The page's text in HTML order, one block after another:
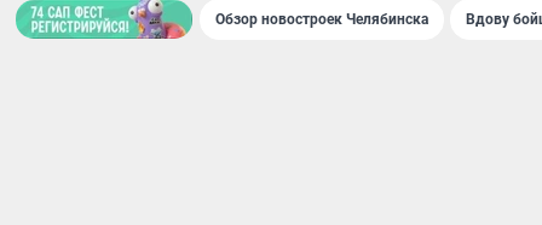
Обзор новостроек Челябинска Вдову